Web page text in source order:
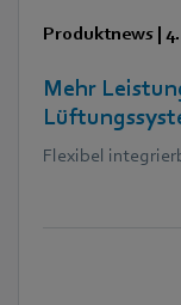
Produktnews |
Mehr
Flexibel